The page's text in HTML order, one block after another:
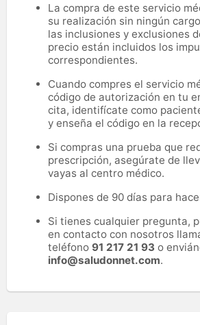
La compra de este servicio
su realización sin ningún
las inclusiones y exclusiones
precio están incluidos los
correspondientes.
Cuando compres el servicio
código de autorización en tu
cita, identifícate como
y enseña el código en la
Si compras una prueba que
prescripción, asegúrate de
vayas al centro médico.
Dispones de 90 días para
Si tienes cualquier pregunta,
en contacto con nosotros
teléfono 91 217 21 93 o
info@saludonnet.com.